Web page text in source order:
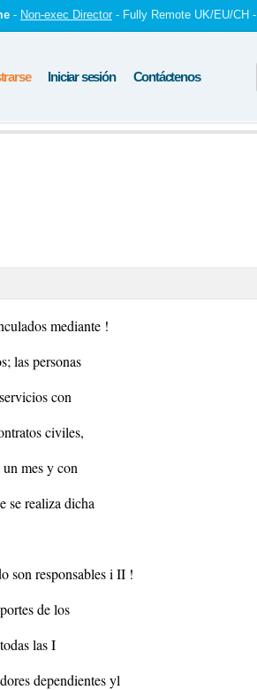
- Non-exec Director - Fully Remote UK/EU/CH -
Iniciar sesión Contáctenos
mediante !
las personas
con
civiles,
mes y con
se realiza dicha
son responsables i II !
de los
las I
dependientes yl